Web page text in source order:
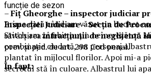
–Fiț Gheorghe – inspector judiciar
Inspecției Judiciare – Secția de
săvârșireainfracțiunii de neglijență
prev. și ped. de art. 298 Cod penal.
În fapt:
Prima dată când am văzut un buchet
Stitch am zâmbit puțin neîncrezător.
combinație ciudată, un personaj
plantat în mijlocul florilor. Apoi mi-a
secretul stă în culoare. Albastrul lui